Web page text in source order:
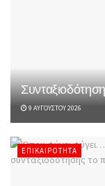
9 ΑΥΓΟΎΣΤΟΥ 2026
ΕΠΙΚΑΙΡΌΤΗΤΑ